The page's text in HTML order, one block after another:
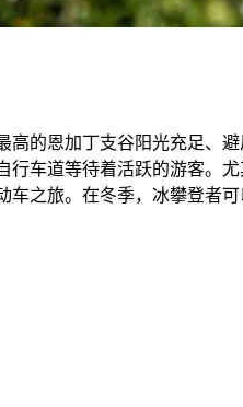
的恩加丁支谷阳光充足、
车道等待着活跃的游客。
之旅。在冬季，冰攀登者